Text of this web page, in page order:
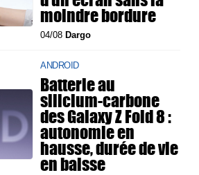
moindre bordure
04/08Dargo
ANDROID
Batterie au
silicium-carbone
des Galaxy Z Fold 8 :
autonomie en
hausse, durée de vie
en baisse